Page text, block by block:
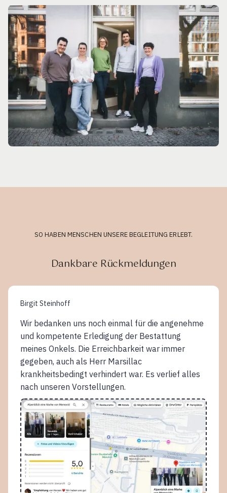
SO HABEN MENSCHEN UNSERE BEGLEITUNG ERLEBT.
Dankbare Rückmeldungen
Birgit Steinhoff
Wir bedanken uns noch einmal für die angenehme
und kompetente Erledigung der Bestattung
meines Onkels. Die Erreichbarkeit war immer
gegeben, auch als Herr Marsillac
krankheitsbedingt verhindert war. Es verlief alles
nach unseren Vorstellungen.